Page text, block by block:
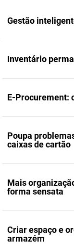
Gestão
Inventário
E-Procurement:
Poupa
caixas de cartão
Mais
forma sensata
Criar espaço e
armazém